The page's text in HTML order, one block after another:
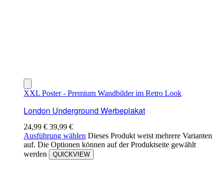
XXL Poster - Premium Wandbilder im Retro Look
London Underground Werbeplakat
24,99 € 39,99 €
Ausführung wählen Dieses Produkt weist mehrere Varianten
auf. Die Optionen können auf der Produktseite gewählt
werden
QUICKVIEW